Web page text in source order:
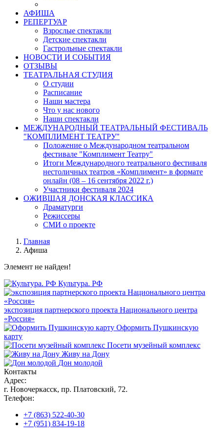
АФИША
РЕПЕРТУАР
Взрослые спектакли
Детские спектакли
Гастрольные спектакли
НОВОСТИ И СОБЫТИЯ
ОТЗЫВЫ
ТЕАТРАЛЬНАЯ СТУДИЯ
О студии
Расписание
Наши мастера
Что у нас нового
Наши спектакли
МЕЖДУНАРОДНЫЙ ТЕАТРАЛЬНЫЙ ФЕСТИВАЛЬ
"КОМПЛИМЕНТ ТЕАТРУ"
Положение о Международном театральном
фестивале "Комплимент Театру"
Итоги Международного театрального фестиваля
нестоличных театров «Комплимент» в формате
онлайн (08 – 16 сентября 2022 г.)
Участники фестиваля 2024
ОЖИВШАЯ ДОНСКАЯ КЛАССИКА
Драматурги
Режиссеры
СМИ о проекте
Главная
Афиша
Элемент не найден!
Культура. РФ
экспозиция партнерского проекта Национального центра
«Россия»
Оформить Пушкинскую
карту
Посети музейный комплекс
Живу на Дону
Дон молодой
Контакты
Адрес:
г. Новочеркасск, пр. Платовский, 72.
Телефон:
+7 (863) 522-40-30
+7 (951) 834-19-18